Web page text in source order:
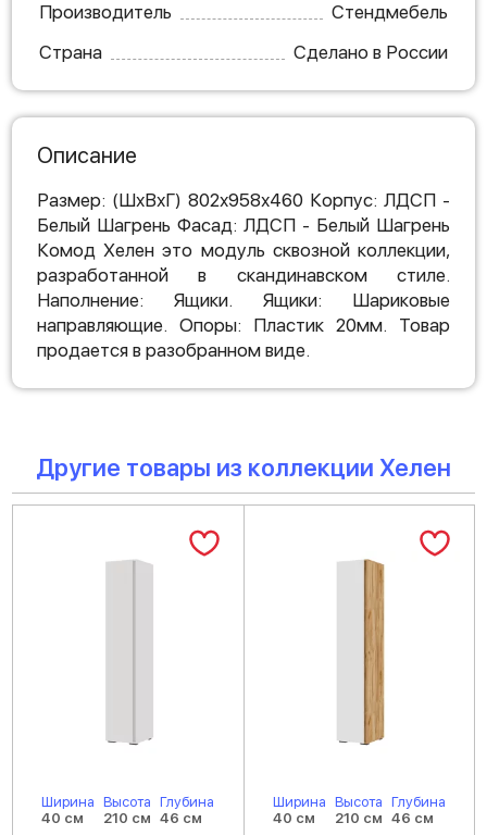
Производитель
Стендмебель
Страна
Сделано в России
Описание
Размер: (ШхВхГ) 802х958х460 Корпус: ЛДСП -
Белый Шагрень Фасад: ЛДСП - Белый Шагрень
Комод Хелен это модуль сквозной коллекции,
разработанной в скандинавском стиле.
Наполнение: Ящики. Ящики: Шариковые
направляющие. Опоры: Пластик 20мм. Товар
продается в разобранном виде.
Другие товары из коллекции Хелен
Ширина
40 см
Высота
210 см
Глубина
46 см
Ширина
40 см
Высота
210 см
Глубина
46 см